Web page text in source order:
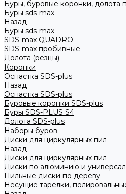
Буры, буровые коронки, долота
Буры sds-max
Назад
Буры sds-max
SDS-max QUADRO
SDS-max пробивные
Долота (резцы)
Коронки
Оснастка SDS-plus
Назад
Оснастка SDS-plus
Буровые коронки SDS-plus
Буры SDS-PLUS S4
Долота SDS-plus
Наборы буров
Диски для циркулярных пил
Назад
Диски для циркулярных пил
Диски по алюминию и
Пильные диски по дереву
Несущие тарелки,